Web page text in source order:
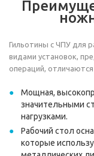
Гильотины с ЧПУ для
видами установок,
операций,
Мощная,
значительными
нагрузками.
Рабочий стол
которые